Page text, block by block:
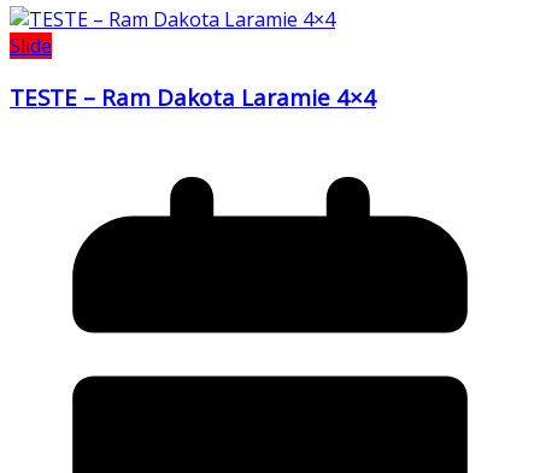
Slide
TESTE – Ram Dakota Laramie 4×4